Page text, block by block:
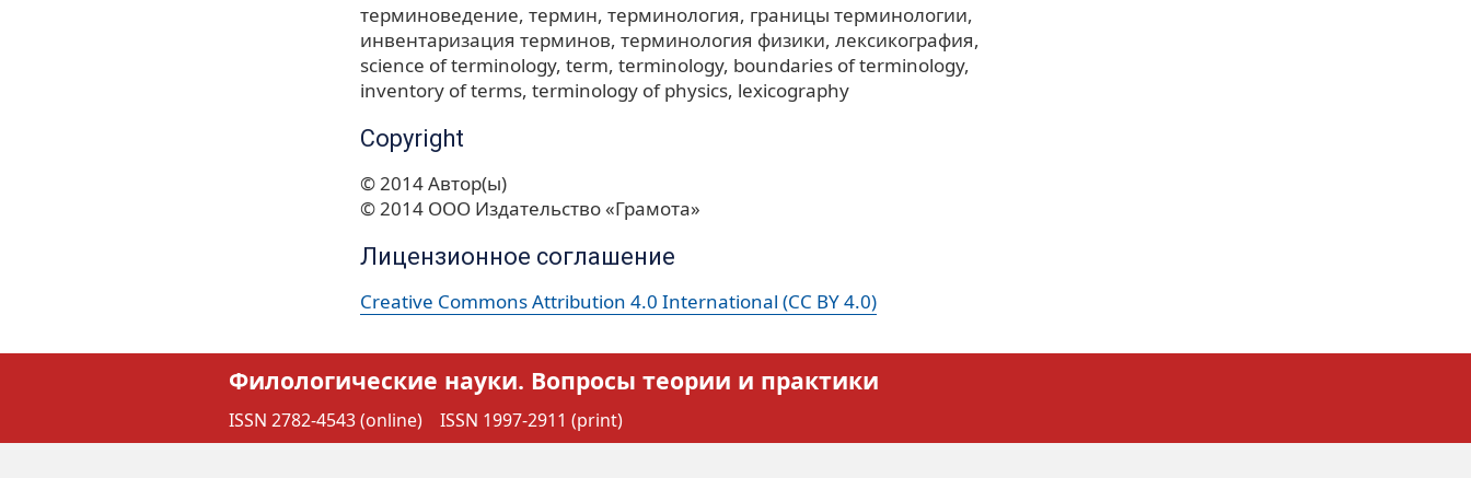
терминоведение термин терминология границы терминологии
инвентаризация терминов терминология физики лексикография
science of terminology term terminology boundaries of terminology
inventory of terms terminology of physics lexicography
Copyright
© 2014 Автор(ы)
© 2014 ООО Издательство «Грамота»
Лицензионное соглашение
Creative Commons Attribution 4.0 International (CC BY 4.0)
Филологические науки. Вопросы теории и практики
ISSN 2782-4543 (online) ISSN 1997-2911 (print)